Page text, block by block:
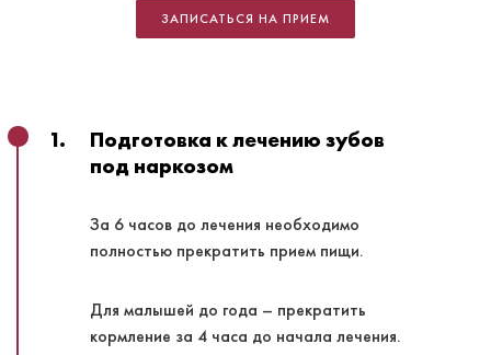
ЗАПИСАТЬСЯ НА ПРИЕМ
1.
Подготовка к лечению зубов
под наркозом
За 6 часов до лечения необходимо
полностью прекратить прием пищи.
Для малышей до года – прекратить
кормление за 4 часа до начала лечения.